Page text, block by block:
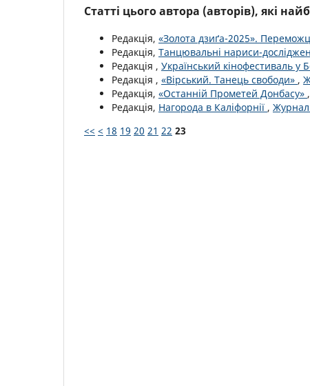
Статті цього автора (авторів), які
Редакція, «Золота дзиґа-2025».
Редакція, Танцювальні нариси-
Редакція , Український кінофестиваль у
Редакція , «Вірський. Танець свободи» ,
Редакція, «Останній Прометей Донбасу» ,
Редакція, Нагорода в Каліфорнії , Журнал
<< < 18 19 20 21 22 23